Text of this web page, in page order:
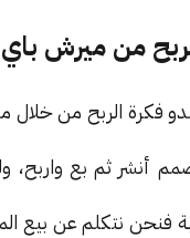
من ميرش باي
فكرة الربح من
أنشر ثم بع واربح،
فنحن نتكلم عن بيع